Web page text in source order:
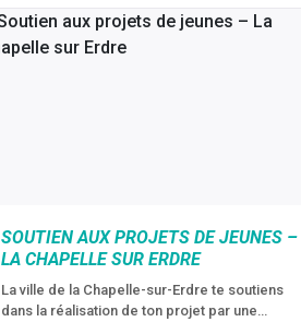
SOUTIEN AUX PROJETS DE JEUNES –
LA CHAPELLE SUR ERDRE
La ville de la Chapelle-sur-Erdre te soutiens
dans la réalisation de ton projet par une…